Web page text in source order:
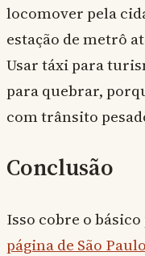
locomover pela
estação de metrô
Usar táxi para
para quebrar,
com trânsito
Conclusão
Isso cobre o
página de São